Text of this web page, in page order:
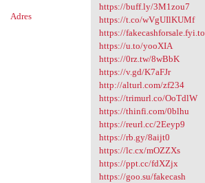
Adres
https://buff.ly/3M1zou7
https://t.co/wVgUIlKUMf
https://fakecashforsale.fyi.to
https://u.to/yooXIA
https://0rz.tw/8wBbK
https://v.gd/K7aFJr
http://alturl.com/zf234
https://trimurl.co/OoTdlW
https://thinfi.com/0blhu
https://reurl.cc/2Eeyp9
https://rb.gy/8aijt0
https://lc.cx/mOZZXs
https://ppt.cc/fdXZjx
https://goo.su/fakecash